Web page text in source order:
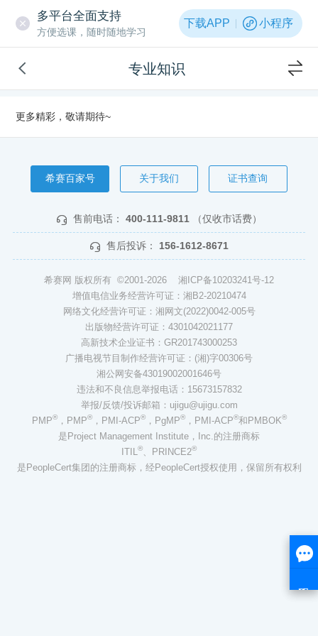
多平台全面支持
方便选课，随时随地学习
下载APP 小程序
专业知识
更多精彩，敬请期待~
希赛百家号 关于我们 证书查询
售前电话： 400-111-9811 （仅收市话费）
售后投诉： 156-1612-8671
希赛网 版权所有 ©2001-2026 湘ICP备10203241号-12
增值电信业务经营许可证：湘B2-20210474
网络文化经营许可证：湘网文(2022)0042-005号
出版物经营许可证：4301042021177
高新技术企业证书：GR201743000253
广播电视节目制作经营许可证：(湘)字00306号
湘公网安备43019002001646号
违法和不良信息举报电话：15673157832
举报/反馈/投诉邮箱：ujigu@ujigu.com
PMP®，PMP®，PMI-ACP®，PgMP®，PMI-ACP®和PMBOK®
是Project Management Institute，Inc.的注册商标
ITIL®、PRINCE2®
是PeopleCert集团的注册商标，经PeopleCert授权使用，保留所有权利